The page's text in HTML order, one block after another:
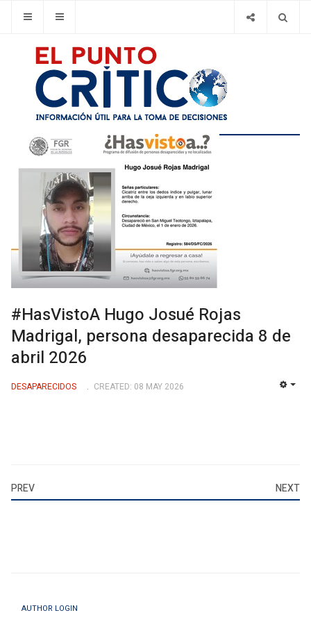
#HasVistoA Hugo Josué Rojas
Madrigal, persona desaparecida 8 de
abril 2026
DESAPARECIDOS CREATED: 08 MAY 2026
PREV NEXT
AUTHOR LOGIN